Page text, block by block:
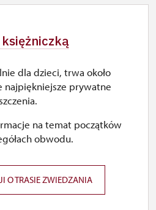
dla dzieci, trwa około
najpiękniejsze prywatne
na temat początków
obwodu.
O TRASIE ZWIEDZANIA